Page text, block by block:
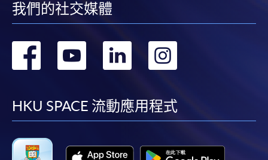
我們的社交媒體
轉
facebook
轉
youtube
轉
linkedin
HKU SPACE 流動應用程式